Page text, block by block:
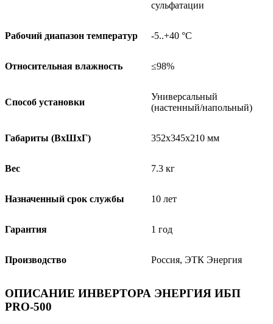
сульфатации
Рабочий диапазон температур -5..+40 °C
Относительная влажность ≤98%
Способ установки
Универсальный
(настенный/напольный)
Габариты (ВxШxГ) 352x345x210 мм
Вес 7.3 кг
Назначенный срок службы 10 лет
Гарантия 1 год
Производство Россия, ЭТК Энергия
ОПИСАНИЕ ИНВЕРТОРА ЭНЕРГИЯ ИБП
PRO-500